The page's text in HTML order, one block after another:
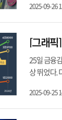
2025-09-26
[그래
25일 금융
상 뛰었다.
2025-09-25